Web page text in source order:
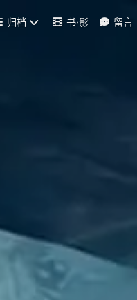
归档 书·影 留言